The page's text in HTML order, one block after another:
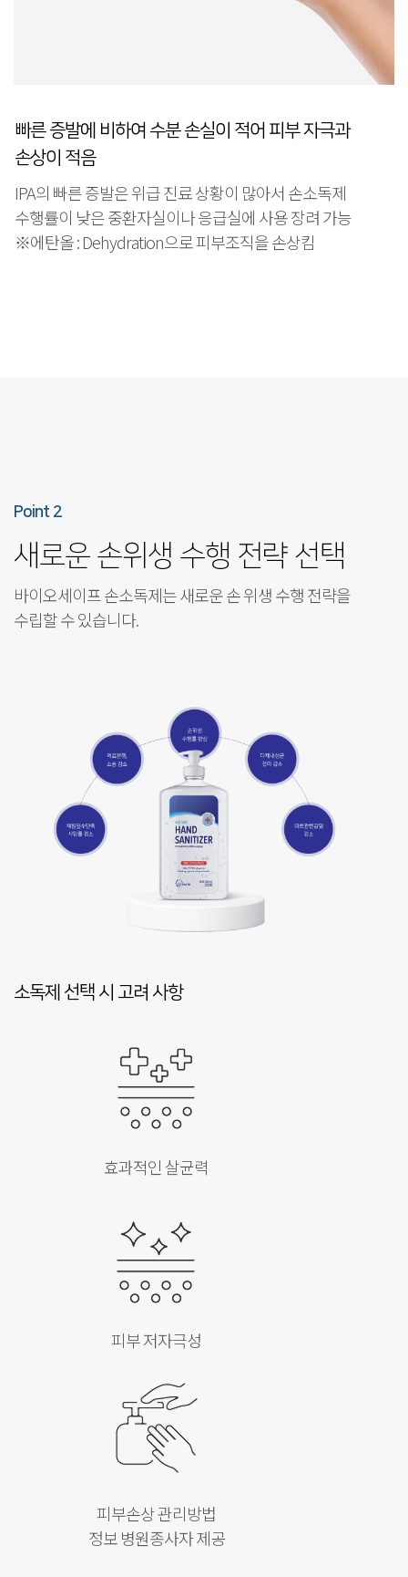
빠른 증발에 비하여 수분 손실이 적어 피부 자극과
손상이 적음
IPA의 빠른 증발은 위급 진료 상황이 많아서 손소독제
수행률이 낮은 중환자실이나 응급실에 사용 장려 가능
※에탄올 : Dehydration으로 피부조직을 손상킴
Point 2
새로운 손위생 수행 전략 선택
바이오세이프 손소독제는 새로운 손 위생 수행 전략을
수립할 수 있습니다.
소독제 선택 시 고려 사항
효과적인 살균력
피부 저자극성
피부손상 관리방법
정보 병원종사자 제공